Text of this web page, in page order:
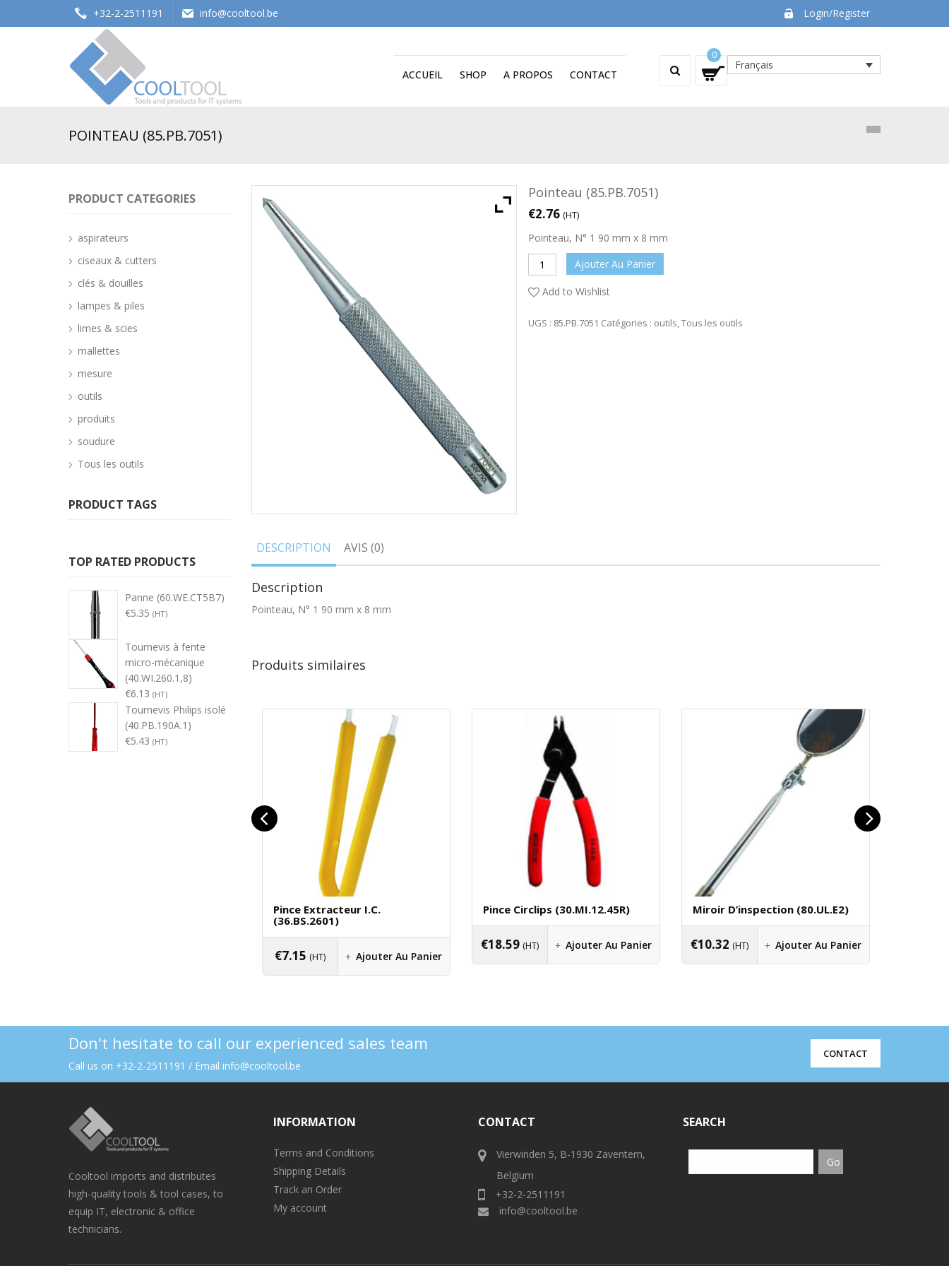
+32-2-2511191 info@cooltool.be Login/Register
Français
0
ACCUEIL SHOP A PROPOS CONTACT
POINTEAU (85.PB.7051)
Pointeau (85.PB.7051)
€2.76 (HT)
Pointeau, N° 1 90 mm x 8 mm
Ajouter Au Panier
Add to Wishlist
UGS : 85.PB.7051 Catégories : outils,Tous les outils
DESCRIPTION AVIS (0)
Description
Pointeau, N° 1 90 mm x 8 mm
Produits similaires
Pince Extracteur I.C.
(36.BS.2601)
€7.15 (HT) Ajouter Au Panier
Pince Circlips (30.MI.12.45R)
€18.59 (HT) Ajouter Au Panier
Miroir D’inspection (80.UL.E2)
€10.32 (HT) Ajouter Au Panier
PRODUCT CATEGORIES
aspirateurs
ciseaux & cutters
clés & douilles
lampes & piles
limes & scies
mallettes
mesure
outils
produits
soudure
Tous les outils
PRODUCT TAGS
TOP RATED PRODUCTS
Panne (60.WE.CT5B7)
€5.35 (HT)
Tournevis à fente
micro-mécanique
(40.WI.260.1,8)
€6.13 (HT)
Tournevis Philips isolé
(40.PB.190A.1)
€5.43 (HT)
Don't hesitate to call our experienced sales team
Call us on +32-2-2511191 / Email info@cooltool.be
CONTACT
Cooltool imports and distributes
high-quality tools & tool cases, to
equip IT, electronic & office
technicians.
INFORMATION
Terms and Conditions
Shipping Details
Track an Order
My account
CONTACT
Vierwinden 5, B-1930 Zaventem,
Belgium
+32-2-2511191
info@cooltool.be
SEARCH